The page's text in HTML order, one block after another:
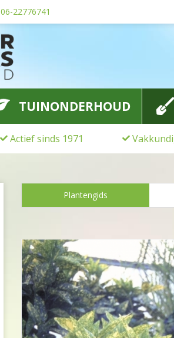
06-22776741
TUINONDERHOUD
Actief sinds 1971
Plantengids